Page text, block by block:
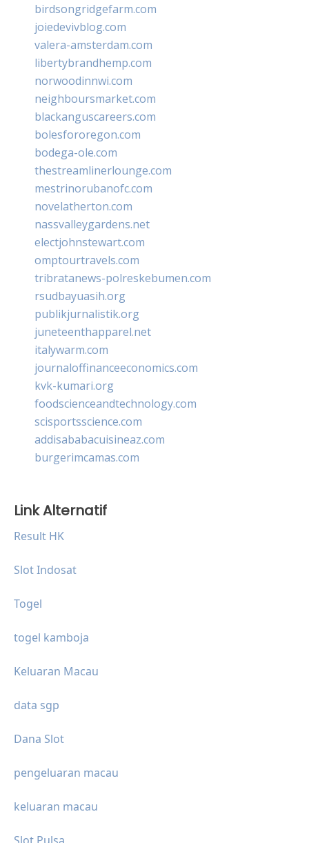
birdsongridgefarm.com
joiedevivblog.com
valera-amsterdam.com
libertybrandhemp.com
norwoodinnwi.com
neighboursmarket.com
blackanguscareers.com
bolesfororegon.com
bodega-ole.com
thestreamlinerlounge.com
mestrinorubanofc.com
novelatherton.com
nassvalleygardens.net
electjohnstewart.com
omptourtravels.com
tribratanews-polreskebumen.com
rsudbayuasih.org
publikjurnalistik.org
juneteenthapparel.net
italywarm.com
journaloffinanceeconomics.com
kvk-kumari.org
foodscienceandtechnology.com
scisportsscience.com
addisababacuisineaz.com
burgerimcamas.com
Link Alternatif
Result HK
Slot Indosat
Togel
togel kamboja
Keluaran Macau
data sgp
Dana Slot
pengeluaran macau
keluaran macau